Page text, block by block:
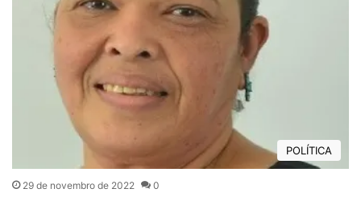
POLÍTICA
29 de novembro de 2022 0